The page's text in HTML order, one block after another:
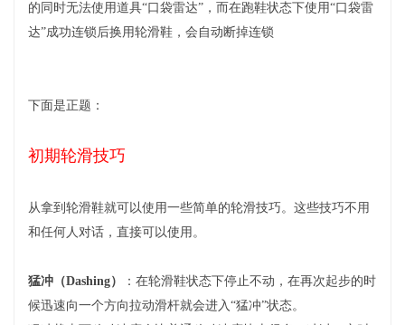
的同时无法使用道具“口袋雷达”，而在跑鞋状态下使用“口袋雷
达”成功连锁后换用轮滑鞋，会自动断掉连锁
下面是正题：
初期轮滑技巧
从拿到轮滑鞋就可以使用一些简单的轮滑技巧。这些技巧不用
和任何人对话，直接可以使用。
猛冲（Dashing）
：在轮滑鞋状态下停止不动，在再次起步的时
候迅速向一个方向拉动滑杆就会进入“猛冲”状态。